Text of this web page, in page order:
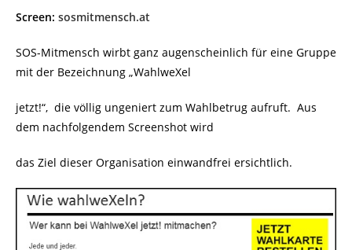
Screen: sosmitmensch.at
SOS-Mitmensch wirbt ganz augenscheinlich für eine Gruppe
mit der Bezeichnung „WahlweXel
jetzt!“, die völlig ungeniert zum Wahlbetrug aufruft. Aus
dem nachfolgendem Screenshot wird
das Ziel dieser Organisation einwandfrei ersichtlich.